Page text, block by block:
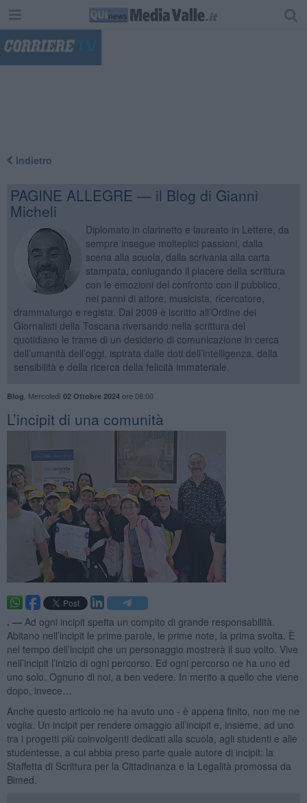
Indietro
PAGINE ALLEGRE — il Blog di Gianni
Micheli
Diplomato in clarinetto e laureato in Lettere, da
sempre insegue molteplici passioni, dalla
scena alla scuola, dalla scrivania alla carta
stampata, coniugando il piacere della scrittura
con le emozioni del confronto con il pubblico,
nei panni di attore, musicista, ricercatore,
drammaturgo e regista. Dal 2009 è iscritto all’Ordine dei
Giornalisti della Toscana riversando nella scrittura del
quotidiano le trame di un desiderio di comunicazione in cerca
dell’umanità dell’oggi, ispirata dalle doti dell’intelligenza, della
sensibilità e della ricerca della felicità immateriale.
Blog Mercoledì 02 Ottobre 2024ore 08:00
​L’incipit di una comunità
. — Ad ogni incipit spetta un compito di grande responsabilità.
Abitano nell’incipit le prime parole, le prime note, la prima svolta. È
nel tempo dell’incipit che un personaggio mostrerà il suo volto. Vive
nell’incipit l’inizio di ogni percorso. Ed ogni percorso ne ha uno ed
uno solo. Ognuno di noi, a ben vedere. In merito a quello che viene
dopo, invece…
Anche questo articolo ne ha avuto uno - è appena finito, non me ne
voglia. Un incipit per rendere omaggio all’incipit e, insieme, ad uno
tra i progetti più coinvolgenti dedicati alla scuola, agli studenti e alle
studentesse, a cui abbia preso parte quale autore di incipit: la
Staffetta di Scrittura per la Cittadinanza e la Legalità promossa da
Bimed.